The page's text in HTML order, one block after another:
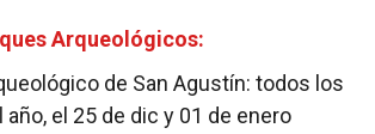
Arqueológicos:
de San Agustín: todos los
el 25 de dic y 01 de enero